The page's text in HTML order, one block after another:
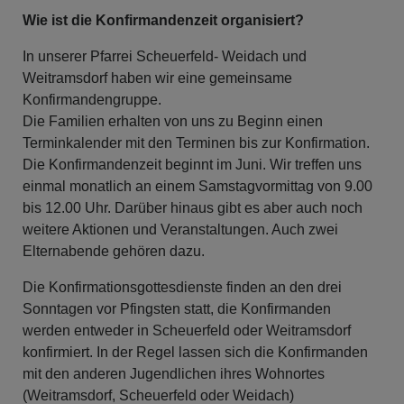
Wie ist die Konfirmandenzeit organisiert?
In unserer Pfarrei Scheuerfeld- Weidach und
Weitramsdorf haben wir eine gemeinsame
Konfirmandengruppe.
Die Familien erhalten von uns zu Beginn einen
Terminkalender mit den Terminen bis zur Konfirmation.
Die Konfirmandenzeit beginnt im Juni. Wir treffen uns
einmal monatlich an einem Samstagvormittag von 9.00
bis 12.00 Uhr. Darüber hinaus gibt es aber auch noch
weitere Aktionen und Veranstaltungen. Auch zwei
Elternabende gehören dazu.
Die Konfirmationsgottesdienste finden an den drei
Sonntagen vor Pfingsten statt, die Konfirmanden
werden entweder in Scheuerfeld oder Weitramsdorf
konfirmiert. In der Regel lassen sich die Konfirmanden
mit den anderen Jugendlichen ihres Wohnortes
(Weitramsdorf, Scheuerfeld oder Weidach)